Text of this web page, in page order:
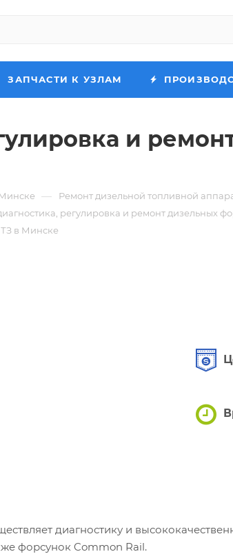
ЗАПЧАСТИ К УЗЛАМ
и
— Ремонт дизельной топливной
регулировка и ремонт дизельных
в Минске
диагностику и
форсунок Common Rail.